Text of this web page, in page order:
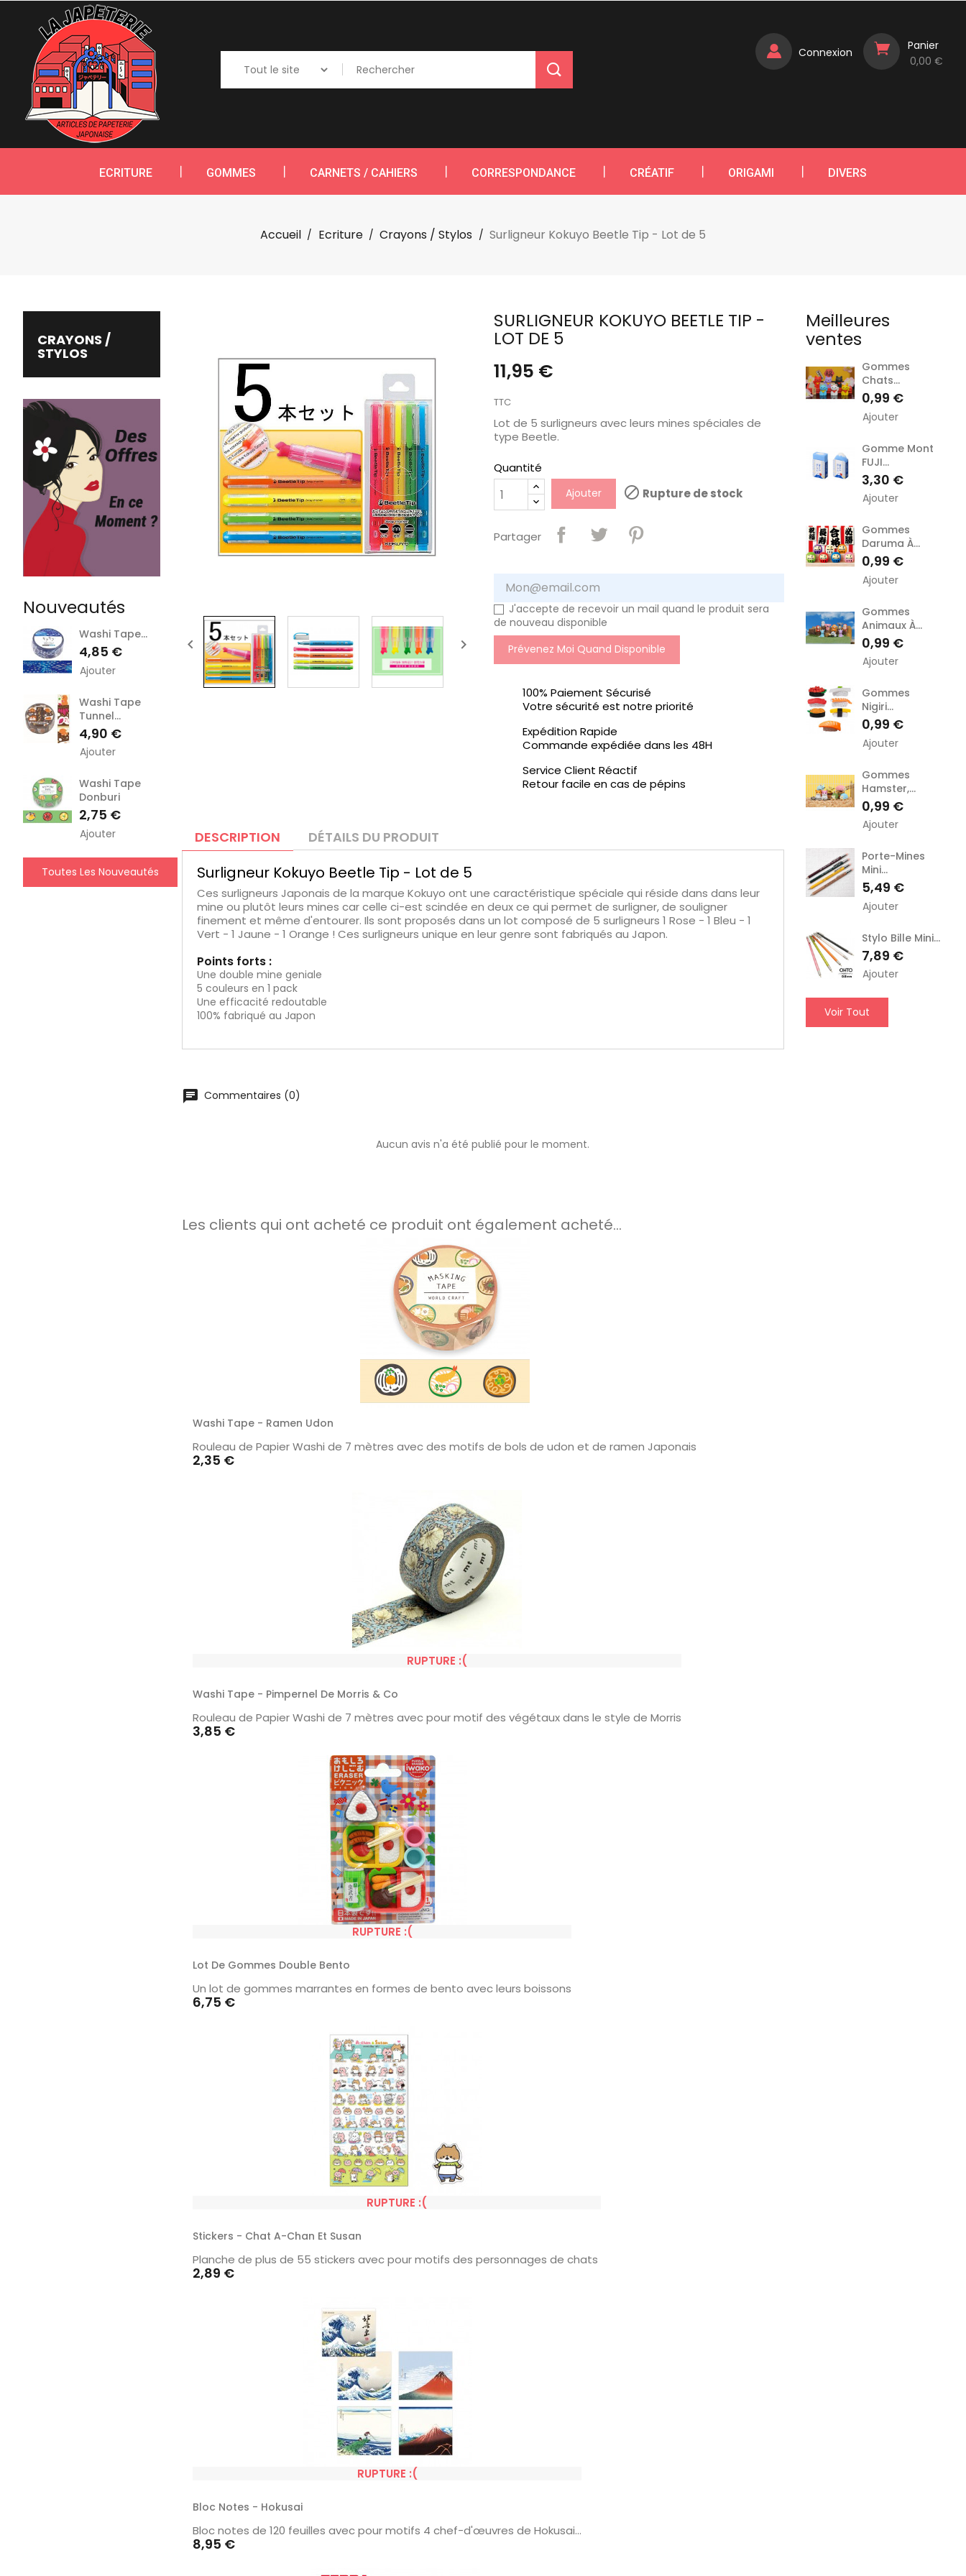
Panier
0,00 €
Connexion
ECRITURE GOMMES CARNETS / CAHIERS CORRESPONDANCE CRÉATIF ORIGAMI DIVERS
Accueil Ecriture Crayons / Stylos Surligneur Kokuyo Beetle Tip - Lot de 5
CRAYONS /
STYLOS
Nouveautés
Washi Tape...
Prix
4,85 €
Ajouter
Washi Tape
Tunnel...
Prix
4,90 €
Ajouter
Washi Tape
Donburi
Prix
2,75 €
Ajouter
Toutes Les Nouveautés
 
SURLIGNEUR KOKUYO BEETLE TIP -
LOT DE 5
11,95 €
TTC
Lot de 5 surligneurs avec leurs mines spéciales de
type Beetle.
Quantité
Ajouter  Rupture de stock
Partager
J'accepte de recevoir un mail quand le produit sera
de nouveau disponible
Prévenez Moi Quand Disponible
100% Paiement Sécurisé
Votre sécurité est notre priorité
Expédition Rapide
Commande expédiée dans les 48H
Service Client Réactif
Retour facile en cas de pépins
DESCRIPTION DÉTAILS DU PRODUIT
Surligneur Kokuyo Beetle Tip - Lot de 5
Ces surligneurs Japonais de la marque Kokuyo ont une caractéristique spéciale qui réside dans dans leur
mine ou plutôt leurs mines car celle ci-est scindée en deux ce qui permet de surligner, de souligner
finement et même d'entourer. Ils sont proposés dans un lot composé de 5 surligneurs 1 Rose - 1 Bleu - 1
Vert - 1 Jaune - 1 Orange ! Ces surligneurs unique en leur genre sont fabriqués au Japon.
Points forts :
Une double mine geniale
5 couleurs en 1 pack
Une efficacité redoutable
100% fabriqué au Japon
chat Commentaires (0)
Aucun avis n'a été publié pour le moment.
Les clients qui ont acheté ce produit ont également acheté...
Washi Tape - Ramen Udon
Rouleau de Papier Washi de 7 mètres avec des motifs de bols de udon et de ramen Japonais
Prix
2,35 €
RUPTURE :(
Washi Tape - Pimpernel De Morris & Co
Rouleau de Papier Washi de 7 mètres avec pour motif des végétaux dans le style de Morris
Prix
3,85 €
RUPTURE :(
Lot De Gommes Double Bento
Un lot de gommes marrantes en formes de bento avec leurs boissons
Prix
6,75 €
RUPTURE :(
Stickers - Chat A-Chan Et Susan
Planche de plus de 55 stickers avec pour motifs des personnages de chats
Prix
2,89 €
RUPTURE :(
Bloc Notes - Hokusai
Bloc notes de 120 feuilles avec pour motifs 4 chef-d'œuvres de Hokusai...
Prix
8,95 €
Meilleures
ventes
Gommes
Chats...
Prix
0,99 €
Ajouter
Gomme Mont
FUJI...
Prix
3,30 €
Ajouter
Gommes
Daruma À...
Prix
0,99 €
Ajouter
Gommes
Animaux À...
Prix
0,99 €
Ajouter
Gommes
Nigiri...
Prix
0,99 €
Ajouter
Gommes
Hamster,...
Prix
0,99 €
Ajouter
Porte-Mines
Mini...
Prix
5,49 €
Ajouter
Stylo Bille Mini...
Prix
7,89 €
Ajouter
Voir Tout